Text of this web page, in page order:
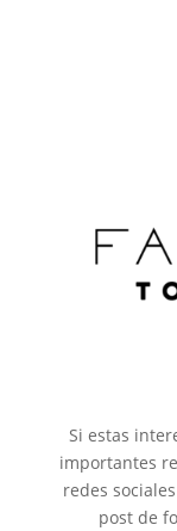
Si estas
importantes
redes
post de